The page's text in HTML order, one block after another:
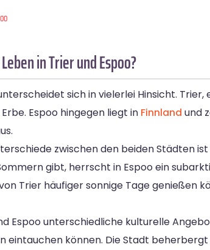
in Trier und Espoo?
sich in vielerlei Hinsicht.
Espoo hingegen liegt in Finnland und
zwischen den beiden Städten
gibt, herrscht in Espoo ein
Trier häufiger sonnige Tage genießen
Espoo unterschiedliche kulturelle
eintauchen können. Die Stadt